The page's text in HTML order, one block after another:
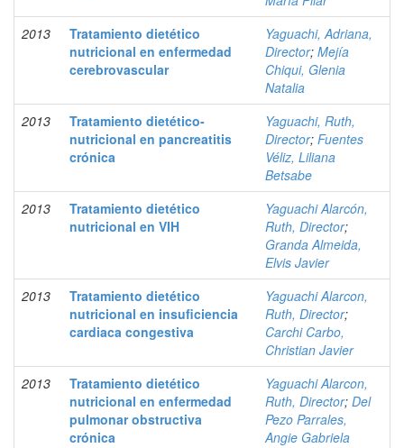
2013
Tratamiento dietético
nutricional en enfermedad
cerebrovascular
Yaguachi, Adriana,
Director; Mejía
Chiqui, Glenia
Natalia
2013
Tratamiento dietético-
nutricional en pancreatitis
crónica
Yaguachi, Ruth,
Director; Fuentes
Véliz, Liliana
Betsabe
2013
Tratamiento dietético
nutricional en VIH
Yaguachi Alarcón,
Ruth, Director;
Granda Almeida,
Elvis Javier
2013
Tratamiento dietético
nutricional en insuficiencia
cardiaca congestiva
Yaguachi Alarcon,
Ruth, Director;
Carchi Carbo,
Christian Javier
2013
Tratamiento dietético
nutricional en enfermedad
pulmonar obstructiva
crónica
Yaguachi Alarcon,
Ruth, Director; Del
Pezo Parrales,
Angie Gabriela